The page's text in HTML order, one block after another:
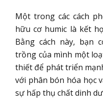
Một trong các cách
hữu cơ humic là kết
Bằng cách này, bạn
trồng của mình một
thiết để phát triển
với phân bón hóa học
sự hấp thụ chất dinh